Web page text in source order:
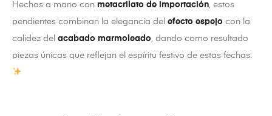
Hechos a mano con metacrilato de importación, estos
pendientes combinan la elegancia del efecto espejo con la
calidez del acabado marmoleado, dando como resultado
piezas únicas que reflejan el espíritu festivo de estas fechas.